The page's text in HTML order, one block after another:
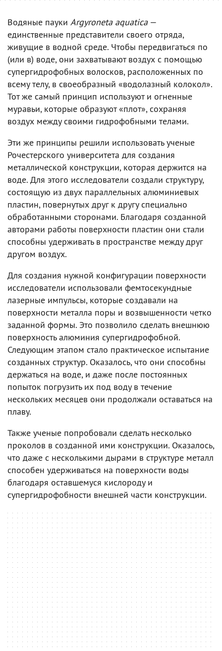
Водяные пауки Argyroneta aquatica—
единственные представители своего отряда,
живущие в водной среде. Чтобы передвигаться по
(или в) воде, они захватывают воздух с помощью
супергидрофобных волосков, расположенных по
всему телу, в своеобразный «водолазный колокол».
Тот же самый принцип используют и огненные
муравьи, которые образуют «плот», сохраняя
воздух между своими гидрофобными телами.
Эти же принципы решили использовать ученые
Рочестерского университета для создания
металлической конструкции, которая держится на
воде. Для этого исследователи создали структуру,
состоящую из двух параллельных алюминиевых
пластин, повернутых друг к другу специально
обработанными сторонами. Благодаря созданной
авторами работы поверхности пластин они стали
способны удерживать в пространстве между друг
другом воздух.
Для создания нужной конфигурации поверхности
исследователи использовали фемтосекундные
лазерные импульсы, которые создавали на
поверхности металла поры и возвышенности четко
заданной формы. Это позволило сделать внешнюю
поверхность алюминия супергидрофобной.
Следующим этапом стало практическое испытание
созданных структур. Оказалось, что они способны
держаться на воде, и даже после постоянных
попыток погрузить их под воду в течение
нескольких месяцев они продолжали оставаться на
плаву.
Также ученые попробовали сделать несколько
проколов в созданной ими конструкции. Оказалось,
что даже с несколькими дырами в структуре металл
способен удерживаться на поверхности воды
благодаря оставшемуся кислороду и
супергидрофобности внешней части конструкции.